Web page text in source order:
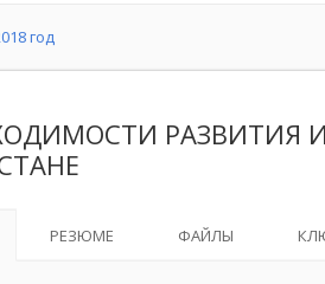
год
РАЗВИТИЯ
РЕЗЮМЕ ФАЙЛЫ